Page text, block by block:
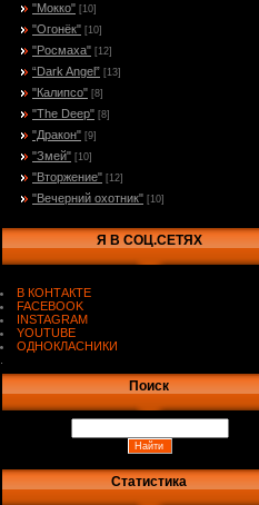
"Мокко" [10]
"Огонёк" [10]
"Росмаха" [12]
“Dark Angel” [13]
"Калипсо" [8]
"The Deep" [8]
"Дракон" [9]
"Змей" [10]
"Вторжение" [12]
"Вечерний охотник" [10]
Я В СОЦ.СЕТЯХ
В КОНТАКТЕ
FACEBOOK
INSTAGRAM
YOUTUBE
ОДНОКЛАСНИКИ
Поиск
Статистика